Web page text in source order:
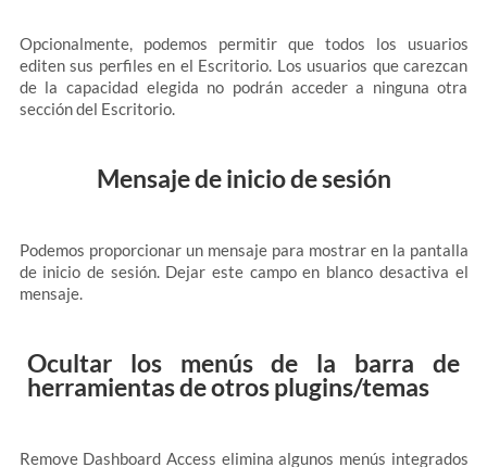
Opcionalmente, podemos permitir que todos los usuarios
editen sus perfiles en el Escritorio. Los usuarios que carezcan
de la capacidad elegida no podrán acceder a ninguna otra
sección del Escritorio.
Mensaje de inicio de sesión
Podemos proporcionar un mensaje para mostrar en la pantalla
de inicio de sesión. Dejar este campo en blanco desactiva el
mensaje.
Ocultar los menús de la barra de
herramientas de otros plugins/temas
Remove Dashboard Access elimina algunos menús integrados